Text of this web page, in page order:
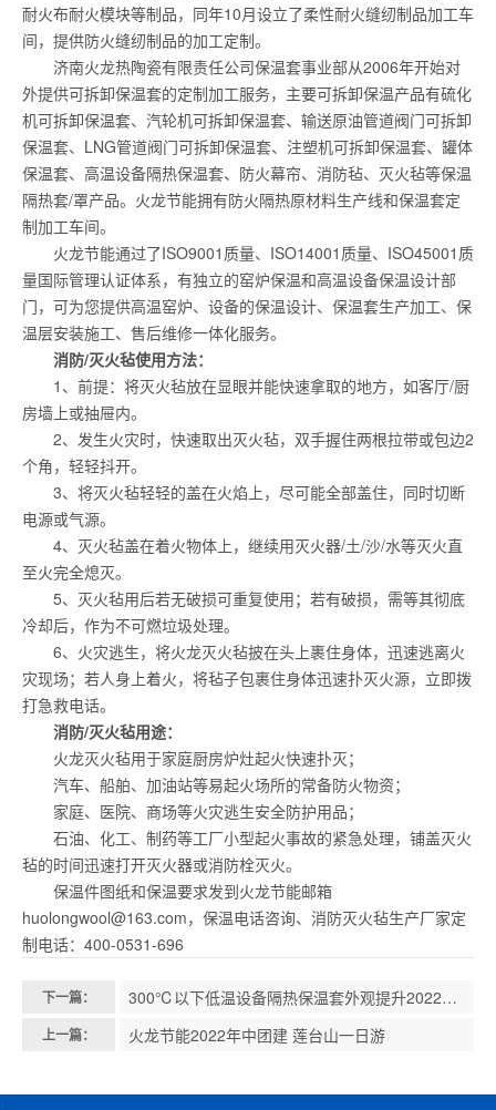
耐火布耐火模块等制品，同年10月设立了柔性耐火缝纫制品加工车
间，提供防火缝纫制品的加工定制。
济南火龙热陶瓷有限责任公司保温套事业部从2006年开始对
外提供可拆卸保温套的定制加工服务，主要可拆卸保温产品有硫化
机可拆卸保温套、汽轮机可拆卸保温套、输送原油管道阀门可拆卸
保温套、LNG管道阀门可拆卸保温套、注塑机可拆卸保温套、罐体
保温套、高温设备隔热保温套、防火幕帘、消防毡、灭火毡等保温
隔热套/罩产品。火龙节能拥有防火隔热原材料生产线和保温套定
制加工车间。
火龙节能通过了ISO9001质量、ISO14001质量、ISO45001质
量国际管理认证体系，有独立的窑炉保温和高温设备保温设计部
门，可为您提供高温窑炉、设备的保温设计、保温套生产加工、保
温层安装施工、售后维修一体化服务。
消防/灭火毡使用方法：
1、前提：将灭火毡放在显眼并能快速拿取的地方，如客厅/厨
房墙上或抽屉内。
2、发生火灾时，快速取出灭火毡，双手握住两根拉带或包边2
个角，轻轻抖开。
3、将灭火毡轻轻的盖在火焰上，尽可能全部盖住，同时切断
电源或气源。
4、灭火毡盖在着火物体上，继续用灭火器/土/沙/水等灭火直
至火完全熄灭。
5、灭火毡用后若无破损可重复使用；若有破损，需等其彻底
冷却后，作为不可燃垃圾处理。
6、火灾逃生，将火龙灭火毡披在头上裹住身体，迅速逃离火
灾现场；若人身上着火，将毡子包裹住身体迅速扑灭火源，立即拨
打急救电话。
消防/灭火毡用途：
火龙灭火毡用于家庭厨房炉灶起火快速扑灭；
汽车、船舶、加油站等易起火场所的常备防火物资；
家庭、医院、商场等火灾逃生安全防护用品；
石油、化工、制药等工厂小型起火事故的紧急处理，铺盖灭火
毡的时间迅速打开灭火器或消防栓灭火。
保温件图纸和保温要求发到火龙节能邮箱
huolongwool@163.com，保温电话咨询、消防灭火毡生产厂家定
制电话：400-0531-696
下一篇： 300℃以下低温设备隔热保温套外观提升2022一次试验
上一篇： 火龙节能2022年中团建 莲台山一日游